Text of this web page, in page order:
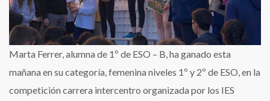
Marta Ferrer, alumna de 1º de ESO – B, ha ganado esta
mañana en su categoría, femenina niveles 1º y 2º de ESO, en la
competición carrera intercentro organizada por los IES